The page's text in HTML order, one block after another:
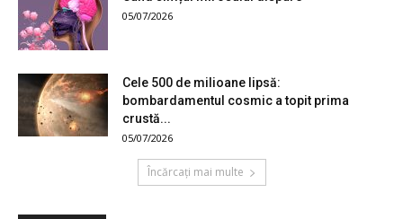
05/07/2026
Cele 500 de milioane lipsă:
bombardamentul cosmic a topit prima
crustă...
05/07/2026
Încărcați mai multe